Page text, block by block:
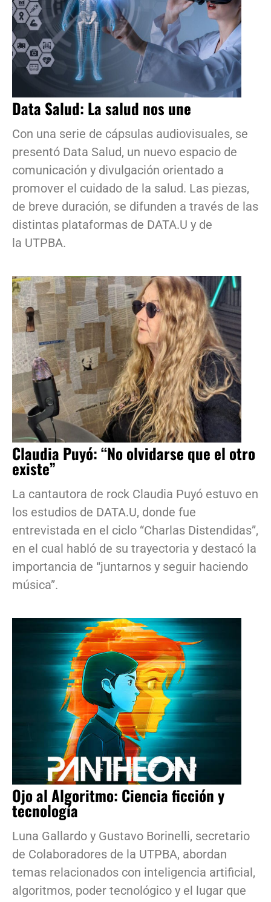
Data Salud: La salud nos une
Con una serie de cápsulas audiovisuales, se
presentó Data Salud, un nuevo espacio de
comunicación y divulgación orientado a
promover el cuidado de la salud. Las piezas,
de breve duración, se difunden a través de las
distintas plataformas de DATA.U y de
la UTPBA.
Claudia Puyó: “No olvidarse que el otro
existe”
La cantautora de rock Claudia Puyó estuvo en
los estudios de DATA.U, donde fue
entrevistada en el ciclo “Charlas Distendidas”,
en el cual habló de su trayectoria y destacó la
importancia de “juntarnos y seguir haciendo
música”.
Ojo al Algoritmo: Ciencia ficción y
tecnología
Luna Gallardo y Gustavo Borinelli, secretario
de Colaboradores de la UTPBA, abordan
temas relacionados con inteligencia artificial,
algoritmos, poder tecnológico y el lugar que